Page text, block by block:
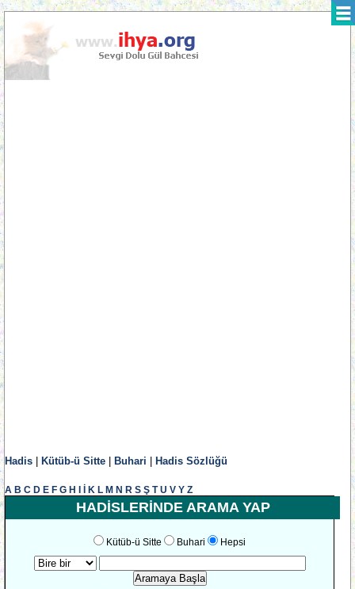
Hadis Kütüb-ü Sitte Buhari Hadis Sözlüğü
A B C D E F G H K L M N R S Ş T U V Y Z
HADİSLERİNDE ARAMA YAP
Kütüb-ü Sitte Buhari Hepsi